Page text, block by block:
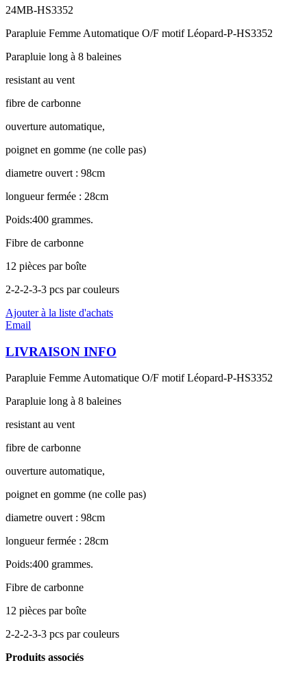
24MB-HS3352
Parapluie Femme Automatique O/F motif Léopard-P-HS3352
Parapluie long à 8 baleines
resistant au vent
fibre de carbonne
ouverture automatique,
poignet en gomme (ne colle pas)
diametre ouvert : 98cm
longueur fermée : 28cm
Poids:400 grammes.
Fibre de carbonne
12 pièces par boîte
2-2-2-3-3 pcs par couleurs
Ajouter à la liste d'achats
Email
LIVRAISON INFO
Parapluie Femme Automatique O/F motif Léopard-P-HS3352
Parapluie long à 8 baleines
resistant au vent
fibre de carbonne
ouverture automatique,
poignet en gomme (ne colle pas)
diametre ouvert : 98cm
longueur fermée : 28cm
Poids:400 grammes.
Fibre de carbonne
12 pièces par boîte
2-2-2-3-3 pcs par couleurs
Produits associés